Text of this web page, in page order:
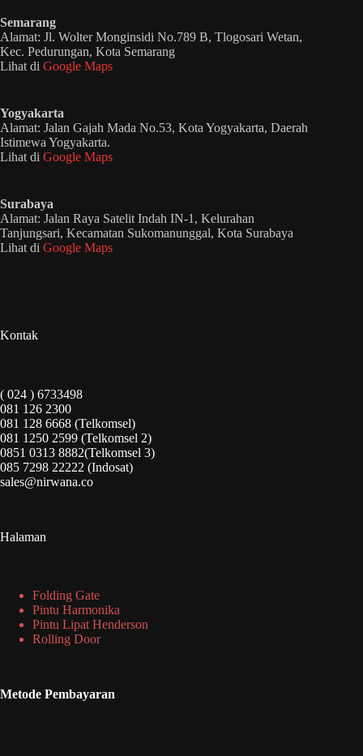
Semarang
Alamat: Jl. Wolter Monginsidi No.789 B, Tlogosari Wetan,
Kec. Pedurungan, Kota Semarang
Lihat di Google Maps
Yogyakarta
Alamat: Jalan Gajah Mada No.53, Kota Yogyakarta, Daerah
Istimewa Yogyakarta.
Lihat di Google Maps
Surabaya
Alamat: Jalan Raya Satelit Indah IN-1, Kelurahan
Tanjungsari, Kecamatan Sukomanunggal, Kota Surabaya
Lihat di Google Maps
Kontak
( 024 ) 6733498
081 126 2300
081 128 6668 (Telkomsel)
081 1250 2599 (Telkomsel 2)
0851 0313 8882(Telkomsel 3)
085 7298 22222 (Indosat)
sales@nirwana.co
Halaman
Folding Gate
Pintu Harmonika
Pintu Lipat Henderson
Rolling Door
Metode Pembayaran